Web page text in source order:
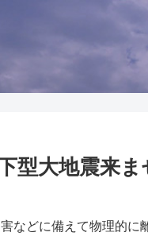
型大地震来
などに備えて物理的に